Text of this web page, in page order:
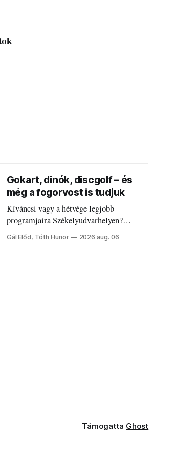
Gokart, dinók, discgolf – és
még a fogorvost is tudjuk
Kíváncsi vagy a hétvége legjobb
programjaira Székelyudvarhelyen?
Nálunk megtalálod őket – sőt, ha baj van a
fogaddal, a fogorvosi ügyeletet is!
Gál Előd, Tóth Hunor 2026 aug. 06
Támogatta Ghost